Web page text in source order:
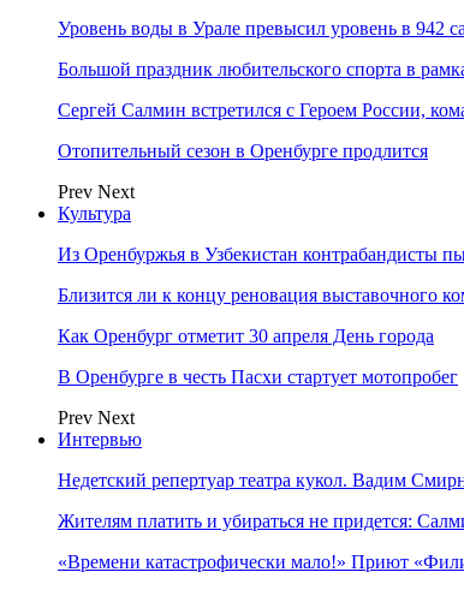
Уровень воды в Урале превысил уровень в 942
Большой праздник любительского спорта в
Сергей Салмин встретился с Героем России,
Отопительный сезон в Оренбурге продлится
Prev Next
Культура
Из Оренбуржья в Узбекистан контрабандисты
Близится ли к концу реновация выставочного
Как Оренбург отметит 30 апреля День города
В Оренбурге в честь Пасхи стартует мотопробег
Prev Next
Интервью
Недетский репертуар театра кукол. Вадим
Жителям платить и убираться не придется:
«Времени катастрофически мало!» Приют